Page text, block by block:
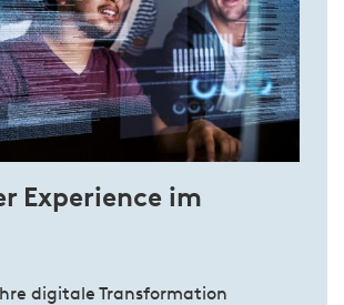
Experience im
digitale Transformation